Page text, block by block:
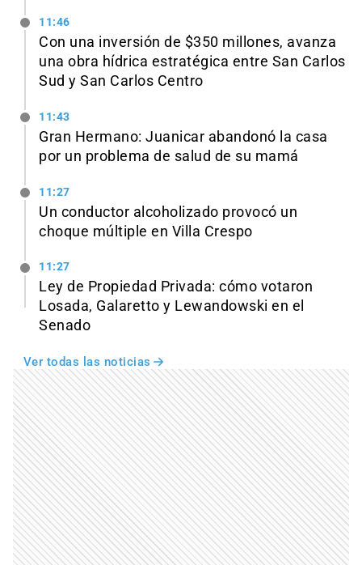
11:46
Con una inversión de $350 millones, avanza
una obra hídrica estratégica entre San Carlos
Sud y San Carlos Centro
11:43
Gran Hermano: Juanicar abandonó la casa
por un problema de salud de su mamá
11:27
Un conductor alcoholizado provocó un
choque múltiple en Villa Crespo
11:27
Ley de Propiedad Privada: cómo votaron
Losada, Galaretto y Lewandowski en el
Senado
Ver todas las noticias